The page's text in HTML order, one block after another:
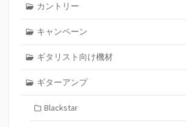
カントリー
キャンペーン
ギタリスト向け機材
ギターアンプ
Blackstar